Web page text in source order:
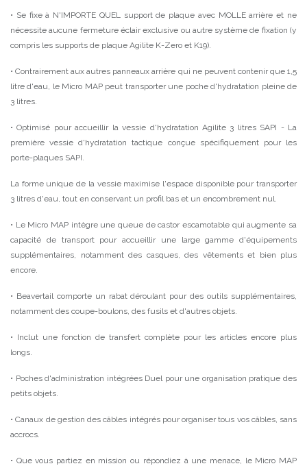
• Se fixe à N'IMPORTE QUEL support de plaque avec MOLLE arrière et ne
nécessite aucune fermeture éclair exclusive ou autre système de fixation (y
compris les supports de plaque Agilite K-Zero et K19).
• Contrairement aux autres panneaux arrière qui ne peuvent contenir que 1,5
litre d'eau, le Micro MAP peut transporter une poche d'hydratation pleine de
3 litres.
• Optimisé pour accueillir la vessie d'hydratation Agilite 3 litres SAPI - La
première vessie d'hydratation tactique conçue spécifiquement pour les
porte-plaques SAPI.
La forme unique de la vessie maximise l'espace disponible pour transporter
3 litres d'eau, tout en conservant un profil bas et un encombrement nul.
• Le Micro MAP intègre une queue de castor escamotable qui augmente sa
capacité de transport pour accueillir une large gamme d'équipements
supplémentaires, notamment des casques, des vêtements et bien plus
encore.
• Beavertail comporte un rabat déroulant pour des outils supplémentaires,
notamment des coupe-boulons, des fusils et d'autres objets.
• Inclut une fonction de transfert complète pour les articles encore plus
longs.
• Poches d'administration intégrées Duel pour une organisation pratique des
petits objets.
• Canaux de gestion des câbles intégrés pour organiser tous vos câbles, sans
accrocs.
• Que vous partiez en mission ou répondiez à une menace, le Micro MAP